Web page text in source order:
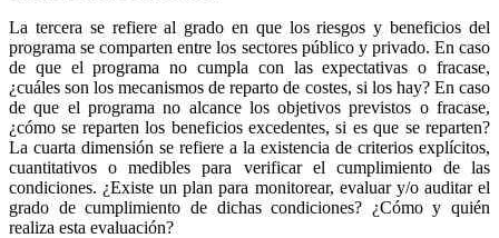
La tercera se refiere al grado en que los riesgos y beneficios del
programa se comparten entre los sectores público y privado. En caso
de que el programa no cumpla con las expectativas o fracase,
¿cuáles son los mecanismos de reparto de costes, si los hay? En caso
de que el programa no alcance los objetivos previstos o fracase,
¿cómo se reparten los beneficios excedentes, si es que se reparten?
La cuarta dimensión se refiere a la existencia de criterios explícitos,
cuantitativos o medibles para verificar el cumplimiento de las
condiciones. ¿Existe un plan para monitorear, evaluar y/o auditar el
grado de cumplimiento de dichas condiciones? ¿Cómo y quién
realiza esta evaluación?